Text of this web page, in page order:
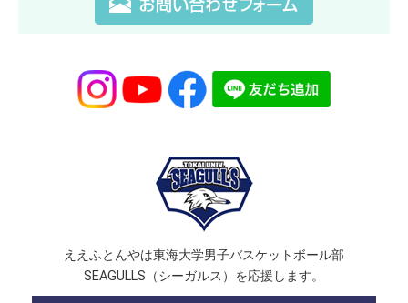
ええふとんやは東海大学男子バスケットボール部
SEAGULLS（シーガルス）を応援します。